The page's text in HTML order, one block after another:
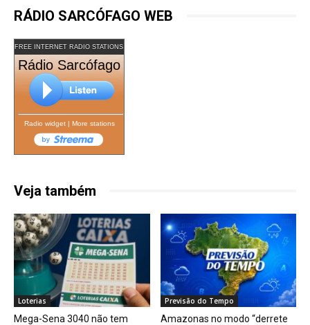
RÁDIO SARCÓFAGO WEB
FREE INTERNET RADIO STATIONS
Rádio Sarcófago
Radio widget| More stations
Veja também
Loterias
Mega-Sena 3040 não tem
Previsão do Tempo
Amazonas no modo “derrete